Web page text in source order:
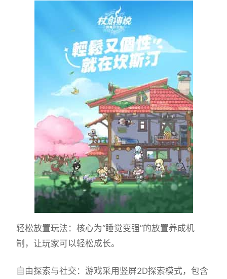
轻松放置玩法：核心为“睡觉变强”的放置养成机
制，让玩家可以轻松成长。
自由探索与社交：游戏采用竖屏2D探索模式，包含